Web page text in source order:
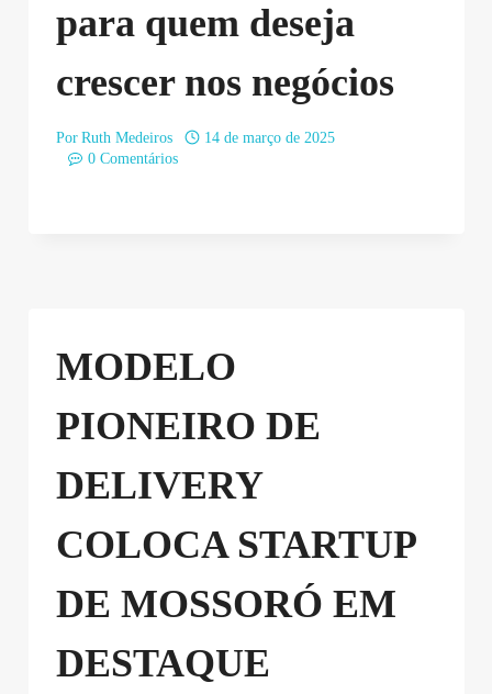
para quem deseja
crescer nos negócios
Por Ruth Medeiros
14 de março de 2025
0 Comentários
MODELO
PIONEIRO DE
DELIVERY
COLOCA STARTUP
DE MOSSORÓ EM
DESTAQUE